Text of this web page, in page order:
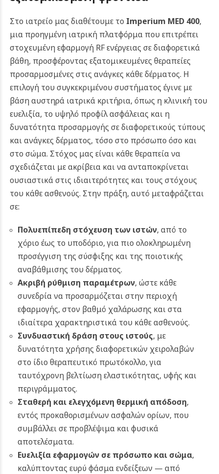
Στο ιατρείο μας διαθέτουμε το Imperium MED 400,
μια προηγμένη ιατρική πλατφόρμα που επιτρέπει
στοχευμένη εφαρμογή RF ενέργειας σε διαφορετικά
βάθη, προσφέροντας εξατομικευμένες θεραπείες
προσαρμοσμένες στις ανάγκες κάθε δέρματος. Η
επιλογή του συγκεκριμένου συστήματος έγινε με
βάση αυστηρά ιατρικά κριτήρια, όπως η κλινική του
ευελιξία, το υψηλό προφίλ ασφάλειας και η
δυνατότητα προσαρμογής σε διαφορετικούς τύπους
και ανάγκες δέρματος, τόσο στο πρόσωπο όσο και
στο σώμα. Στόχος μας είναι κάθε θεραπεία να
σχεδιάζεται με ακρίβεια και να ανταποκρίνεται
ουσιαστικά στις ιδιαιτερότητες και τους στόχους
του κάθε ασθενούς. Στην πράξη, αυτό μεταφράζεται
σε:
Πολυεπίπεδη στόχευση των ιστών, από το
χόριο έως το υποδόριο, για πιο ολοκληρωμένη
προσέγγιση της σύσφιξης και της ποιοτικής
αναβάθμισης του δέρματος.
Ακριβή ρύθμιση παραμέτρων, ώστε κάθε
συνεδρία να προσαρμόζεται στην περιοχή
εφαρμογής, στον βαθμό χαλάρωσης και στα
ιδιαίτερα χαρακτηριστικά του κάθε ασθενούς.
Συνδυαστική δράση στους ιστούς, με
δυνατότητα χρήσης διαφορετικών χειρολαβών
στο ίδιο θεραπευτικό πρωτόκολλο, για
ταυτόχρονη βελτίωση ελαστικότητας, υφής και
περιγράμματος.
Σταθερή και ελεγχόμενη θερμική απόδοση,
εντός προκαθορισμένων ασφαλών ορίων, που
συμβάλλει σε προβλέψιμα και φυσικά
αποτελέσματα.
Ευελιξία εφαρμογών σε πρόσωπο και σώμα,
καλύπτοντας ευρύ φάσμα ενδείξεων — από